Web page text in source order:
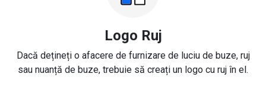
Logo Ruj
Dacă dețineți o afacere de furnizare de luciu de buze, ruj
sau nuanță de buze, trebuie să creați un logo cu ruj în el.